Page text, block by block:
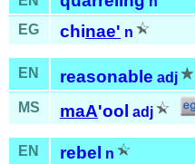
EG
chinae' n
EN reasonable adj
MS
maA'ool adj
EN rebel n